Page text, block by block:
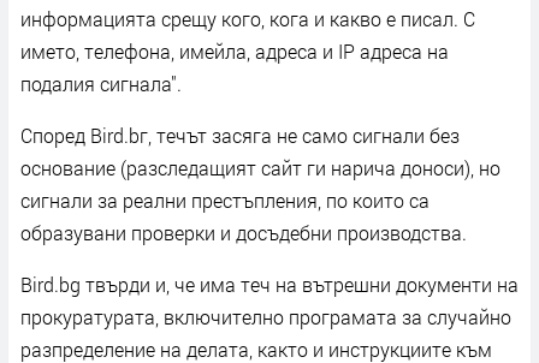
информацията срещу кого, кога и какво е писал. С
името, телефона, имейла, адреса и IP адреса на
подалия сигнала".
Според Bird.bг, течът засяга не само сигнали без
основание (разследащият сайт ги нарича доноси), но
сигнали за реални престъпления, по които са
образувани проверки и досъдебни производства.
Bird.bg твърди и, че има теч на вътрешни документи на
прокуратурата, включително програмата за случайно
разпределение на делата, както и инструкциите към